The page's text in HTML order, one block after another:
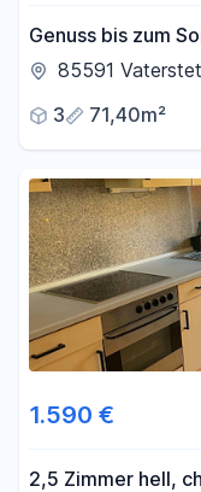
Genuss bis zum
Wohnen in ruhiger
85591
3
71,40m²
1.590 €
2,5 Zimmer hell,